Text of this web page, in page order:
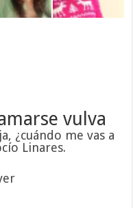
vulva
¿cuándo me vas a
Linares.